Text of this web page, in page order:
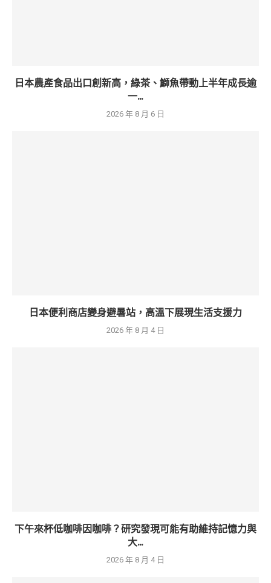
日本農產食品出口創新高，綠茶、鰤魚帶動上半年成長逾
一...
2026 年 8 月 6 日
日本便利商店變身避暑站，高溫下展現生活支援力
2026 年 8 月 4 日
下午來杯低咖啡因咖啡？研究發現可能有助維持記憶力與
大...
2026 年 8 月 4 日